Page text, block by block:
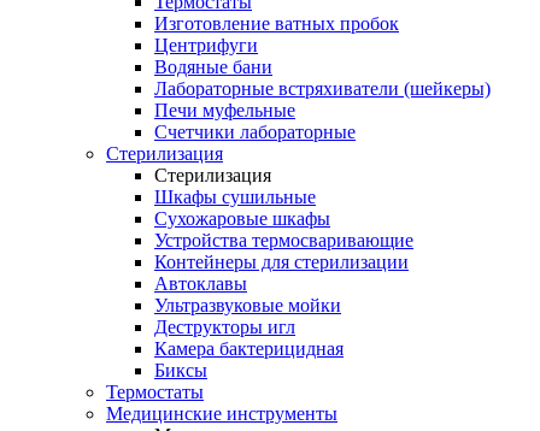
Изготовление ватных пробок
Центрифуги
Водяные бани
Лабораторные встряхиватели (шейкеры)
Печи муфельные
Счетчики лабораторные
Стерилизация
Стерилизация
Шкафы сушильные
Сухожаровые шкафы
Устройства термосваривающие
Контейнеры для стерилизации
Автоклавы
Ультразвуковые мойки
Деструкторы игл
Камера бактерицидная
Биксы
Термостаты
Медицинские инструменты